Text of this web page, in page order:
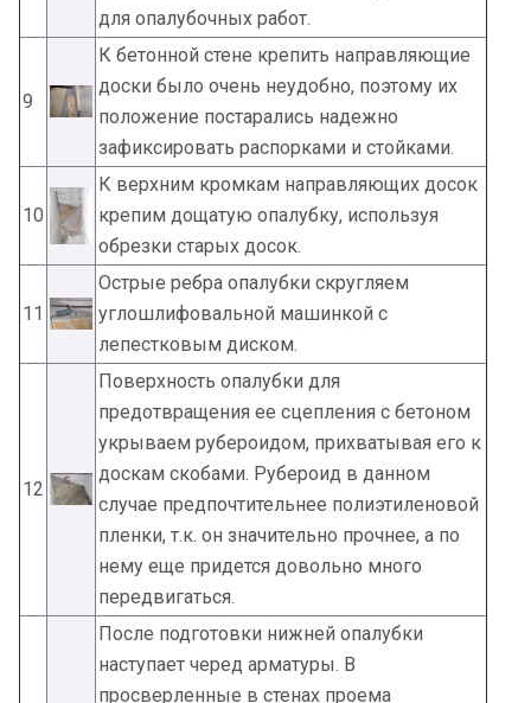
для опалубочных работ.
9
К бетонной стене крепить направляющие
доски было очень неудобно, поэтому их
положение постарались надежно
зафиксировать распорками и стойками.
10
К верхним кромкам направляющих досок
крепим дощатую опалубку, используя
обрезки старых досок.
11
Острые ребра опалубки скругляем
углошлифовальной машинкой с
лепестковым диском.
12
Поверхность опалубки для
предотвращения ее сцепления с бетоном
укрываем рубероидом, прихватывая его к
доскам скобами. Рубероид в данном
случае предпочтительнее полиэтиленовой
пленки, т.к. он значительно прочнее, а по
нему еще придется довольно много
передвигаться.
После подготовки нижней опалубки
наступает черед арматуры. В
просверленные в стенах проема